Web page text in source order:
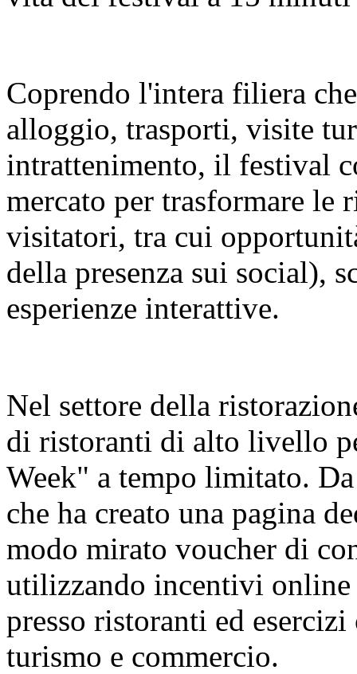
Coprendo l'intera filiera
alloggio, trasporti, visite
intrattenimento, il festival
mercato per trasformare le
visitatori, tra cui
della presenza sui social),
esperienze interattive.
Nel settore della
di ristoranti di alto livello
Week" a tempo limitato.
che ha creato una pagina
modo mirato voucher di
utilizzando incentivi online
presso ristoranti ed
turismo e commercio.